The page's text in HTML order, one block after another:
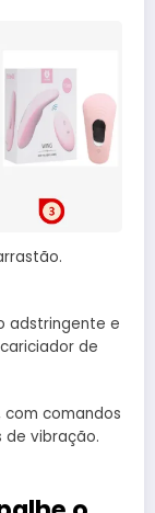
adstringente e
de
comandos
de vibração.